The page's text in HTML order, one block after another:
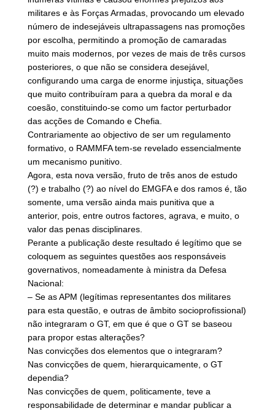
militares e às Forças Armadas, provocando um elevado
número de indesejáveis ultrapassagens nas promoções
por escolha, permitindo a promoção de camaradas
muito mais modernos, por vezes de mais de três cursos
posteriores, o que não se considera desejável,
configurando uma carga de enorme injustiça, situações
que muito contribuíram para a quebra da moral e da
coesão, constituindo-se como um factor perturbador
das acções de Comando e Chefia.
Contrariamente ao objectivo de ser um regulamento
formativo, o RAMMFA tem-se revelado essencialmente
um mecanismo punitivo.
Agora, esta nova versão, fruto de três anos de estudo
(?) e trabalho (?) ao nível do EMGFA e dos ramos é, tão
somente, uma versão ainda mais punitiva que a
anterior, pois, entre outros factores, agrava, e muito, o
valor das penas disciplinares.
Perante a publicação deste resultado é legítimo que se
coloquem as seguintes questões aos responsáveis
governativos, nomeadamente à ministra da Defesa
Nacional:
– Se as APM (legítimas representantes dos militares
para esta questão, e outras de âmbito socioprofissional)
não integraram o GT, em que é que o GT se baseou
para propor estas alterações?
Nas convicções dos elementos que o integraram?
Nas convicções de quem, hierarquicamente, o GT
dependia?
Nas convicções de quem, politicamente, teve a
responsabilidade de determinar e mandar publicar a